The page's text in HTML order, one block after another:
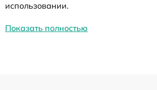
использовании.
Показать полностью